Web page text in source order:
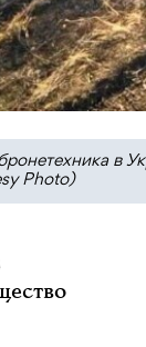
в
Photo)